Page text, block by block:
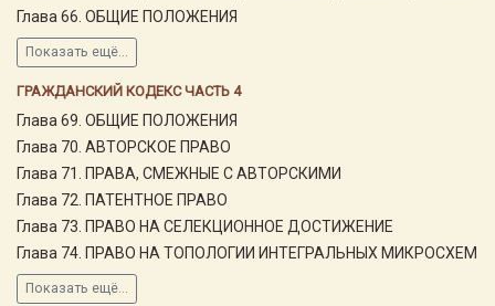
Глава 66. ОБЩИЕ ПОЛОЖЕНИЯ
Показать ещё...
ГРАЖДАНСКИЙ КОДЕКС ЧАСТЬ 4
Глава 69. ОБЩИЕ ПОЛОЖЕНИЯ
Глава 70. АВТОРСКОЕ ПРАВО
Глава 71. ПРАВА, СМЕЖНЫЕ С АВТОРСКИМИ
Глава 72. ПАТЕНТНОЕ ПРАВО
Глава 73. ПРАВО НА СЕЛЕКЦИОННОЕ ДОСТИЖЕНИЕ
Глава 74. ПРАВО НА ТОПОЛОГИИ ИНТЕГРАЛЬНЫХ МИКРОСХЕМ
Показать ещё...